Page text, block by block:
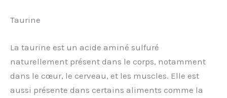
Taurine
La taurine est un acide aminé sulfuré
naturellement présent dans le corps, notamment
dans le cœur, le cerveau, et les muscles. Elle est
aussi présente dans certains aliments comme la